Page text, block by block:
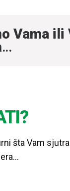
Vama ili
šta Vam sjutra